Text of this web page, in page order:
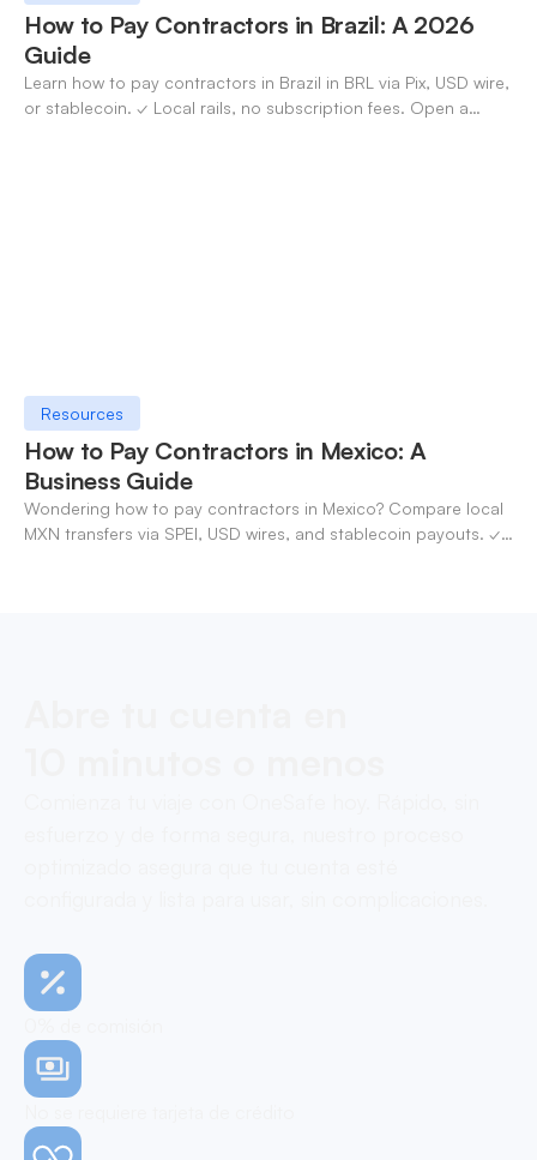
How to Pay Contractors in Brazil: A 2026
Guide
Learn how to pay contractors in Brazil in BRL via Pix, USD wire,
or stablecoin. ✓ Local rails, no subscription fees. Open a
Resources
How to Pay Contractors in Mexico: A
Business Guide
Wondering how to pay contractors in Mexico? Compare local
MXN transfers via SPEI, USD wires, and stablecoin payouts. ✓